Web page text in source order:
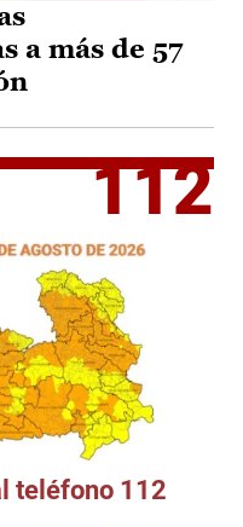
a más de 57
112
teléfono 112